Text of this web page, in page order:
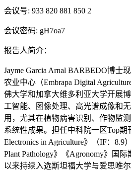
会议号: 933 820 881 850 2
会议密码: gH7oa7
报告人简介：
Jayme Garcia Arnal BARBEDO博士
农业中心（Embrapa Digital
佛大学和加拿大维多利亚大学开展
工智能、图像处理、高光谱成像和
用，尤其在植物病害识别、作物监
系统性成果。担任中科院一区Top期
Electronics in Agriculture》 （IF： 8.9）
Plant Pathology》《Agronomy》国际
以来持续入选斯坦福大学与爱思唯